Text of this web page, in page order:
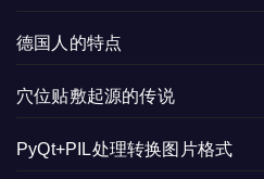
德国人的特点
穴位贴敷起源的传说
PyQt+PIL处理转换图片格式